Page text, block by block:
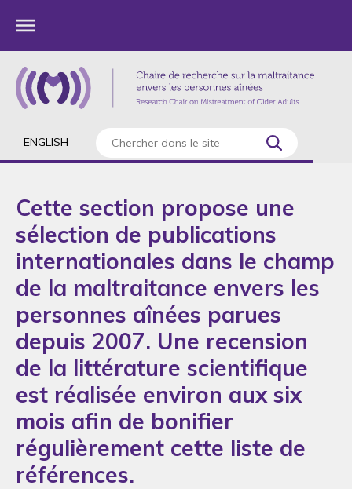
ENGLISH
Cette section propose une
sélection de publications
internationales dans le champ
de la maltraitance envers les
personnes aînées parues
depuis 2007. Une recension
de la littérature scientifique
est réalisée environ aux six
mois afin de bonifier
régulièrement cette liste de
références.